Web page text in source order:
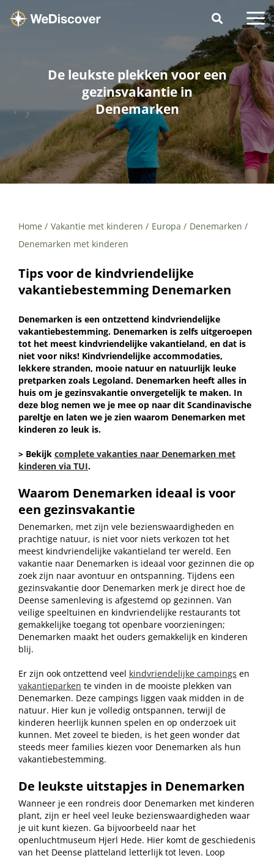
De leukste plekken voor een
gezinsvakantie in
Denemarken
Home Vakantie met kinderen Europa
Denemarken
Denemarken met kinderen
Tips voor de kindvriendelijke
vakantiebestemming Denemarken
Denemarken is een ontzettend kindvriendelijke
vakantiebestemming. Denemarken is zelfs uitgeroepen
tot het meest kindvriendelijke vakantieland, en dat is
niet voor niks! Kindvriendelijke accommodaties,
lekkere stranden, mooie natuur en natuurlijk leuke
pretparken zoals Legoland. Denemarken heeft alles in
huis om je gezinsvakantie onvergetelijk te maken. In
deze blog nemen we je mee op naar dit Scandinavische
pareltje en laten we je zien waarom Denemarken met
kinderen zo leuk is.
> Bekijk complete vakanties naar Denemarken met
kinderen via TUI.
Waarom Denemarken ideaal is voor
een gezinsvakantie
Denemarken, met zijn vele bezienswaardigheden en
prachtige natuur, is niet voor niets verkozen tot het
meest kindvriendelijke vakantieland ter wereld. Een
vakantie naar Denemarken is ideaal voor gezinnen die op
zoek zijn naar avontuur en ontspanning. Tijdens een
gezinsvakantie door Denemarken merk je direct hoe de
Deense samenleving is afgestemd op gezinnen. Van
veilige speeltuinen en kindvriendelijke restaurants tot
gemakkelijke toegang tot openbare voorzieningen;
Denemarken maakt het ouders gemakkelijk en kinderen
blij.
Er zijn ook ontzettend veel kindvriendelijke campings en
vakantieparken te vinden in de mooiste plekken van
Denemarken. Deze campings liggen vaak midden in de
natuur. Hier kun je volledig ontspannen, terwijl de
kinderen heerlijk kunnen spelen en op onderzoek uit
kunnen. Met zoveel te bieden, is het geen wonder dat
steeds meer families kiezen voor Denemarken als hun
vakantiebestemming.
De leukste uitstapjes in Denemarken
Wanneer je een rondreis door Denemarken met kinderen
plant, zijn er heel veel leuke bezienswaardigheden waar
je uit kunt kiezen. Ga bijvoorbeeld naar het
openluchtmuseum Hjerl Hede. Hier komt de geschiedenis
van het Deense platteland letterlijk tot leven. Loop